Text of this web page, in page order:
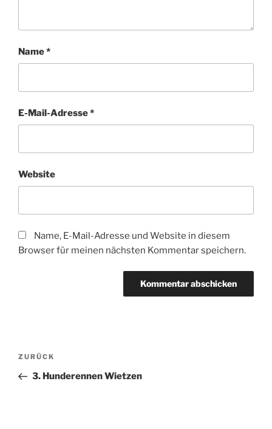
Name*
E-Mail-Adresse*
Website
Name, E-Mail-Adresse und Website in diesem
Browser für meinen nächsten Kommentar speichern.
Beitragsnavigation
Vorheriger
Beitrag
ZURÜCK
3. Hunderennen Wietzen